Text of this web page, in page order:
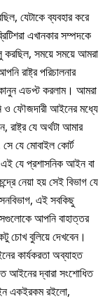
যেটাকে ব্যবহার করে
এখানকার সম্পদকে
করছিল, সময়ে সময়ে আমরা
রাষ্ট্র পরিচালনার
এডপ্ট করলাম। আমরা
ও ফৌজদারী আইনের মধ্যে
রাষ্ট্র যে অর্থটা আমার
সে যে মোবাইল কোর্ট
এই যে প্রশাসনিক আইন বা
নেয়া হয় সেই বিভাগ যে
এই সবকিছু
আপনি বাহাত্তর
চোখ বুলিয়ে দেখবেন।
কার্যকরতা অব্যাহত
আইনের দ্বারা সংশোধিত
একইরকম রইলো,